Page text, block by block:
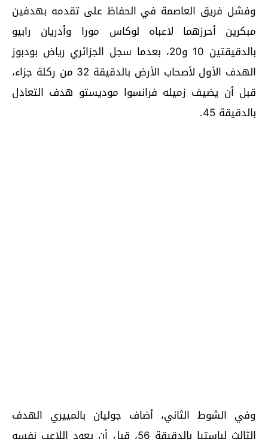
وفشل فريق العاصمة في الحفاظ على تقدمه بهدفين
مبكرين أحرزهما لاعباه لوكاس مورا وأدريان رابيو
بالدقيقتين 10 و20، بعدما سجل الجزائري رياض بودبوز
الهدف الأول لأصحاب الأرض بالدقيقة 32 من ركلة جزاء،
قبل أن يضيف زميله فرانسوا موديستو هدف التعادل
بالدقيقة 45.
وفي الشوط الثاني، أضاف جوليان بالمييري الهدف